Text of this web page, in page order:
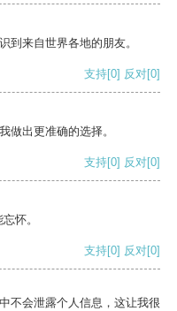
到来自世界各地的朋友。
支持[0] 反对[0]
做出更准确的选择。
支持[0] 反对[0]
怀。
支持[0] 反对[0]
不会泄露个人信息，这让我很